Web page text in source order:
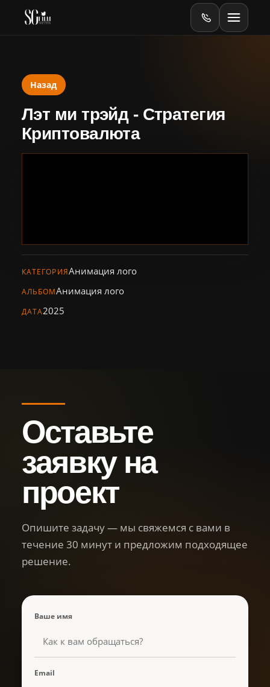
Главная
Оборудование
Online
Персонал
Тел.:+7 (926) 102-29-57
Email:sg.film@yandex.ru
Оставить
заявку
Назад
Лэт ми трэйд - Стратегия
Криптовалюта
КАТЕГОРИЯАнимация лого
АЛЬБОМАнимация лого
ДАТА2025
Оставьте
заявку на
проект
Опишите задачу — мы свяжемся с вами в
течение 30 минут и предложим подходящее
решение.
Ваше имя
Email